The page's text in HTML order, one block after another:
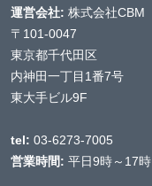
運営会社: 株式会社CBM
〒101-0047
東京都千代田区
内神田一丁目1番7号
東大手ビル9F
tel: 03-6273-7005
営業時間: 平日9時～17時